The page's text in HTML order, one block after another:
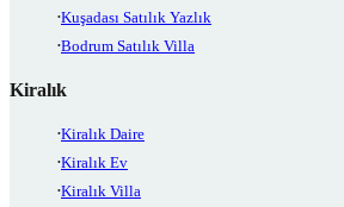
Kuşadası Satılık Yazlık
Bodrum Satılık Villa
Kiralık
Kiralık Daire
Kiralık Ev
Kiralık Villa